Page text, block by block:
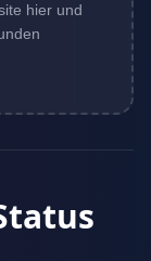
hier und